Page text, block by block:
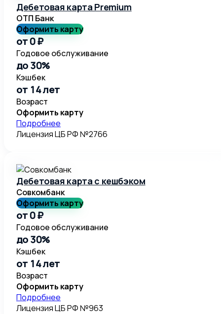
Дебетовая карта Premium
ОТП Банк
Оформить карту
от 0 ₽
Годовое обслуживание
до 30%
Кэшбек
от 14 лет
Возраст
Оформить карту
Подробнее
Лицензия ЦБ РФ №2766
Дебетовая карта с кешбэком
Совкомбанк
Оформить карту
от 0 ₽
Годовое обслуживание
до 30%
Кэшбек
от 14 лет
Возраст
Оформить карту
Подробнее
Лицензия ЦБ РФ №963